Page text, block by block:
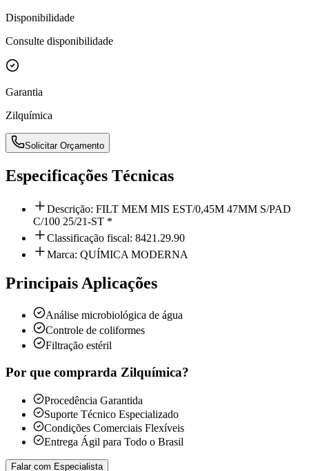
Disponibilidade
Consulte disponibilidade
Garantia
Zilquímica
Solicitar Orçamento
Especificações Técnicas
Descrição: FILT MEM MIS EST/0,45M 47MM S/PAD
C/100 25/21-ST *
Classificação fiscal: 8421.29.90
Marca: QUÍMICA MODERNA
Principais Aplicações
Análise microbiológica de água
Controle de coliformes
Filtração estéril
Por que comprarda Zilquímica?
Procedência Garantida
Suporte Técnico Especializado
Condições Comerciais Flexíveis
Entrega Ágil para Todo o Brasil
Falar com Especialista